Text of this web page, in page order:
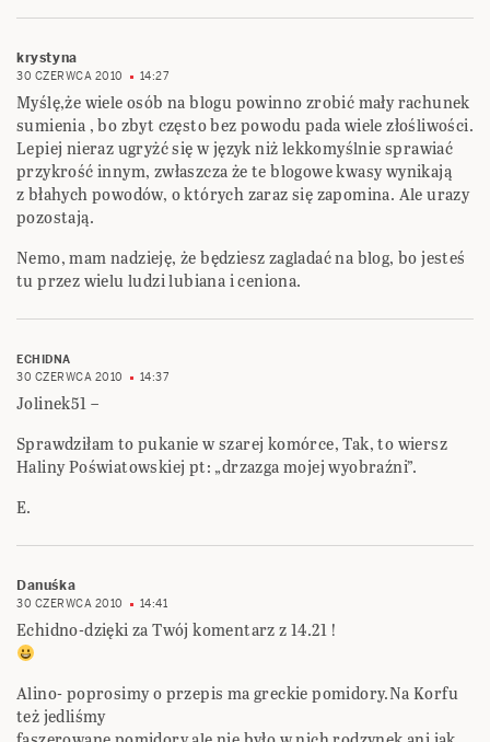
krystyna
30 CZERWCA 2010 14:27
Myślę,że wiele osób na blogu powinno zrobić mały rachunek
sumienia , bo zbyt często bez powodu pada wiele złośliwości.
Lepiej nieraz ugryżć się w język niż lekkomyślnie sprawiać
przykrość innym, zwłaszcza że te blogowe kwasy wynikają
z błahych powodów, o których zaraz się zapomina. Ale urazy
pozostają.
Nemo, mam nadzieję, że będziesz zagladać na blog, bo jesteś
tu przez wielu ludzi lubiana i ceniona.
ECHIDNA
30 CZERWCA 2010
14:37
Jolinek51 –
Sprawdziłam to pukanie w szarej komórce, Tak, to wiersz
Haliny Poświatowskiej pt: „drzazga mojej wyobraźni”.
E.
Danuśka
30 CZERWCA 2010 14:41
Echidno-dzięki za Twój komentarz z 14.21 !
Alino- poprosimy o przepis ma greckie pomidory.Na Korfu
też jedliśmy